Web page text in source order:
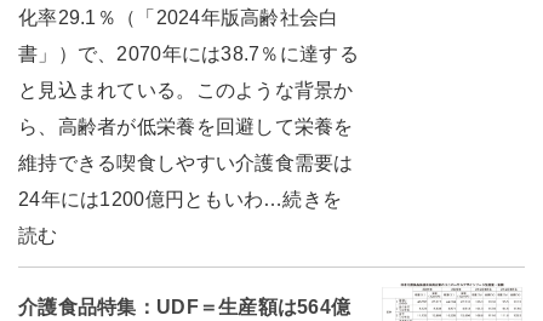
化率29.1％（「2024年版高齢社会白
書」）で、2070年には38.7％に達する
と見込まれている。このような背景か
ら、高齢者が低栄養を回避して栄養を
維持できる喫食しやすい介護食需要は
24年には1200億円ともいわ…続きを
読む
介護食品特集：UDF＝生産額は564億